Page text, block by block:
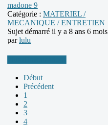
madone 9
Catégorie : MATERIEL /
MECANIQUE / ENTRETIEN
Sujet démarré il y a 8 ans 6 mois
parlulu
Début
Précédent
1
2
3
4